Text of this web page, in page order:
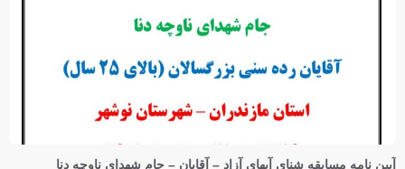
آیین نامه مسابقه شنای آبهای آزاد – آقایان – جام شهدای ناوچه دنا